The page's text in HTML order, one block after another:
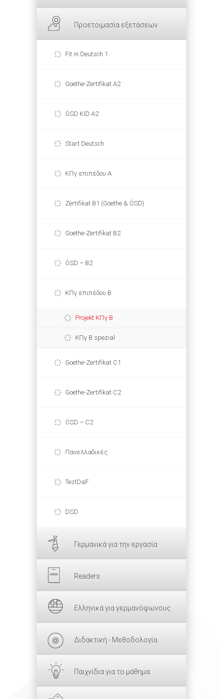
Προετοιμασία εξετάσεων
Fit in Deutsch 1
Goethe-Zertifikat A2
ÖSD KID A2
Start Deutsch
ΚΠγ επιπέδου Α
Zertifikat B1 (Goethe & ÖSD)
Goethe-Zertifikat B2
ÖSD – B2
ΚΠγ επιπέδου Β
Projekt ΚΠγ Β
ΚΠγ Β spezial
Goethe-Zertifikat C1
Goethe-Zertifikat C2
ÖSD – C2
Πανελλαδικές
TestDaF
DSD
Γερμανικά για την εργασία
Readers
Ελληνικά για γερμανόφωνους
Διδακτική - Μεθοδολογία
Παιχνίδια για το μάθημα